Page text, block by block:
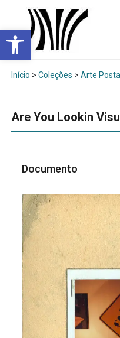
Abrir a barra
Início > Coleções > Arte Postal
Are You Lookin
Documento